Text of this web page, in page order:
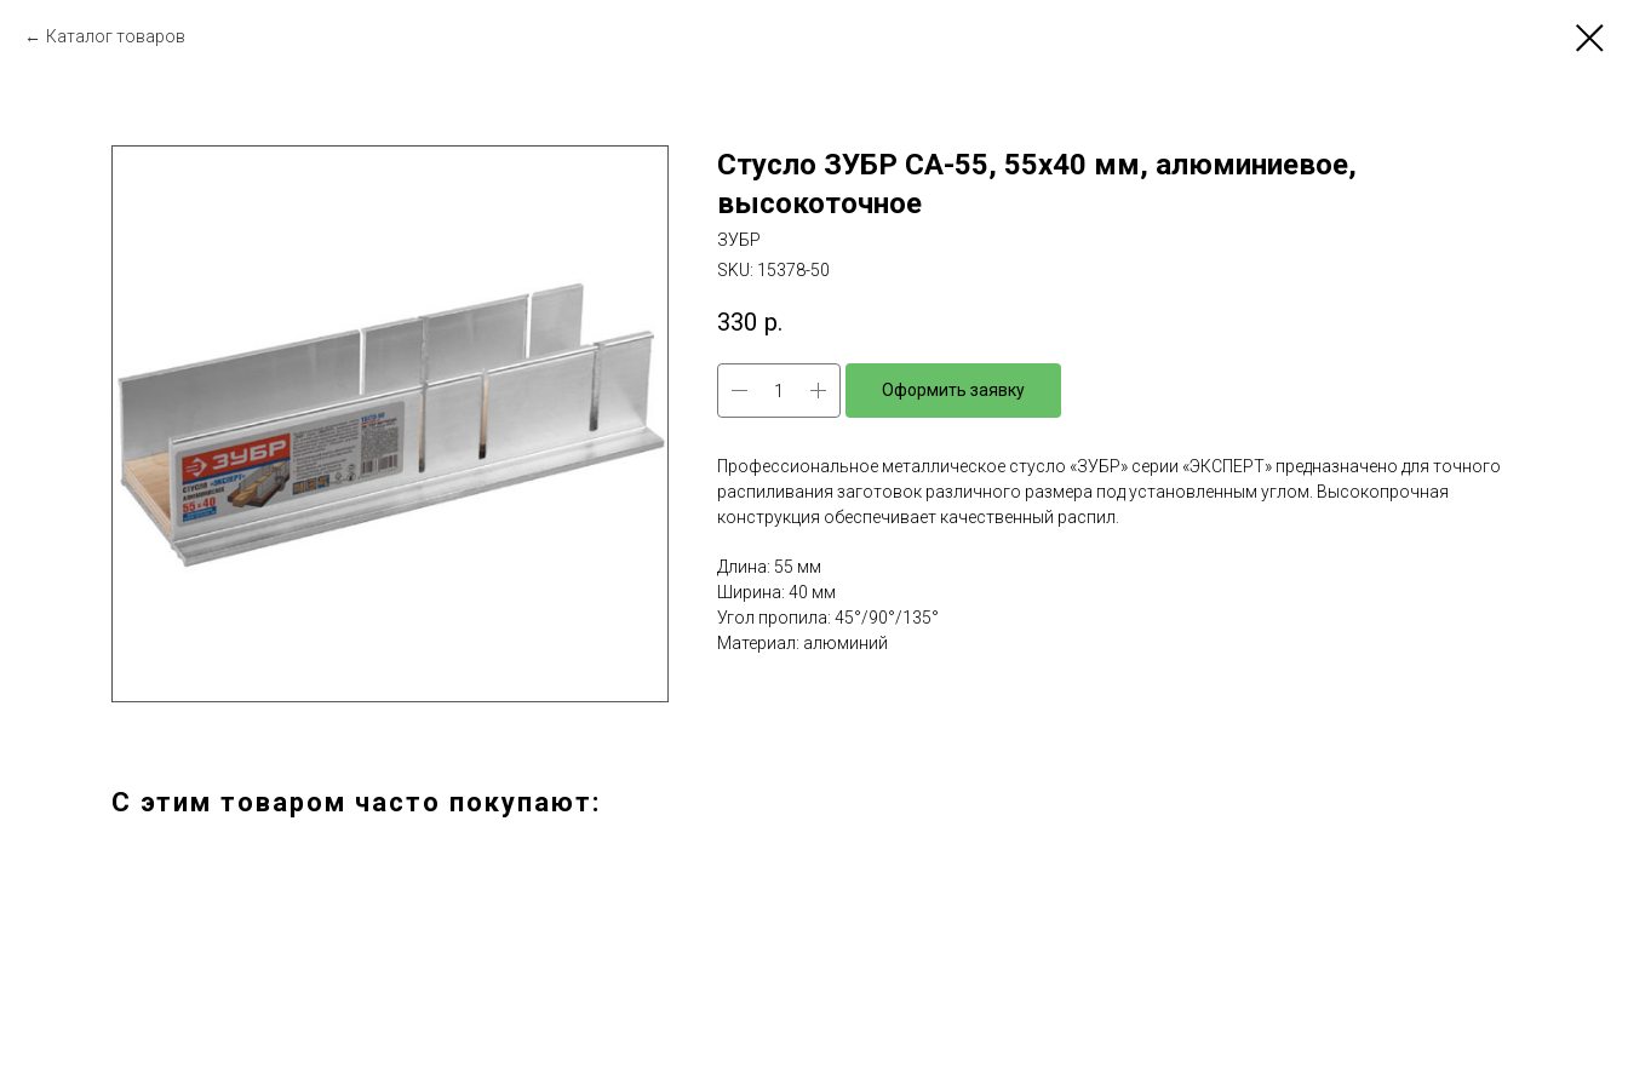
Каталог товаров
Стусло ЗУБР СА-55, 55х40 мм, алюминиевое,
высокоточное
ЗУБР
SKU: 15378-50
330 р.
Оформить заявку
Профессиональное металлическое стусло «ЗУБР» серии «ЭКСПЕРТ» предназначено для точного
распиливания заготовок различного размера под установленным углом. Высокопрочная
конструкция обеспечивает качественный распил.
Длина: 55 мм
Ширина: 40 мм
Угол пропила: 45°/90°/135°
Материал: алюминий
С этим товаром часто покупают: